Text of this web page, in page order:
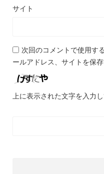
サイト
次回のコメントで使用す
ールアドレス、サイトを保存
上に表示された文字を入力し